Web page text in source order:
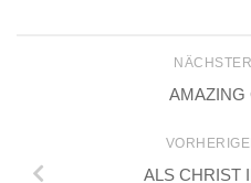
AMAZING
ALS CHRIST